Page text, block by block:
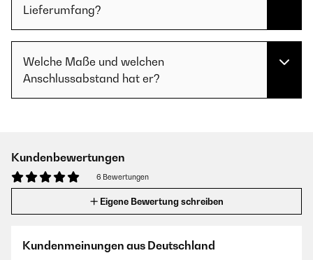
Lieferumfang?
Welche Maße und welchen
Anschlussabstand hat er?
Kundenbewertungen
6 Bewertungen
Eigene Bewertung schreiben
Kundenmeinungen aus Deutschland